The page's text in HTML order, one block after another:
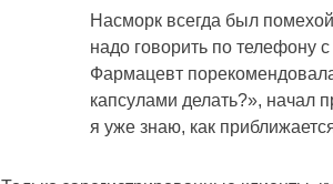
Насморк всегда был
надо говорить по телефону
Фармацевт
капсулами делать?», начал
я уже знаю, как